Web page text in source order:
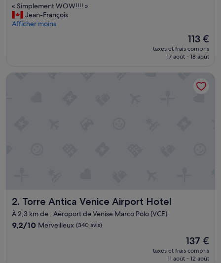
10,
Exceptionnel,
(627 avis)
«
S
i
« Simplement WOW!!!! »
Jean-François
Afficher moins
Le
nouveau
prix
de
113 €
113 €
taxes et frais compris
17 août - 18 août
2. Torre Antica Venice Airport Hotel
Torre Antica Venice Airport Hotel
À 2,3 km de : Aéroport de Venise Marco Polo (VCE)
9.2
9,2/10 Merveilleux (340 avis)
Le
nouveau
prix
137 €
taxes et frais compris
11 août - 12 août